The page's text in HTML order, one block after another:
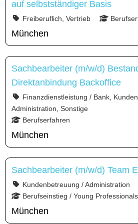
auf selbstständiger Basis
Freiberuflich, Vertrieb
München
Sachbearbeiter (m/w/d)
Direktanbindung Backoffice
Finanzdienstleistung / Bank,
Administration, Sonstige
Berufserfahren
München
Sachbearbeiter (m/w/d) Team
Kundenbetreuung / Administration
Berufseinstieg / Young Professionals
München